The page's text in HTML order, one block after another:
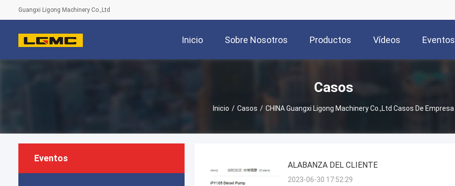
Guangxi Ligong Machinery Co.,Ltd
Inicio Sobre Nosotros Productos Vídeos Eventos
Casos
Inicio / Casos / CHINA Guangxi Ligong Machinery Co.,Ltd Casos De Empresa
Eventos
ALABANZA DEL CLIENTE
2023-06-30 17:52:29